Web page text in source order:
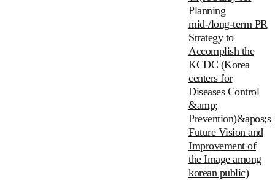
Planning
mid-/long-term PR
Strategy to
Accomplish the
KCDC (Korea
centers for
Diseases Control
&amp;
Prevention)&apos;s
Future Vision and
Improvement of
the Image among
korean public)